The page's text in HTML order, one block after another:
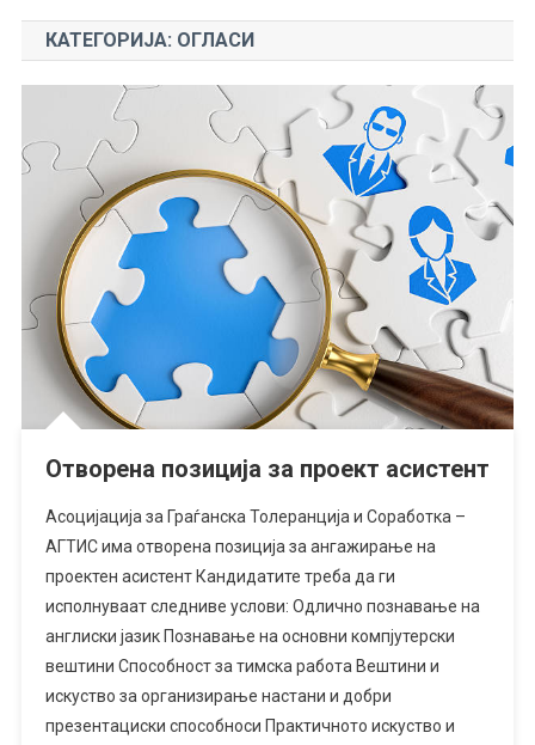
КАТЕГОРИЈА: ОГЛАСИ
Отворена позиција за проект асистент
Асоцијација за Граѓанска Толеранција и Соработка –
АГТИС има отворена позиција за ангажирање на
проектен асистент Кандидатите треба да ги
исполнуваат следниве услови: Одлично познавање на
англиски јазик Познавање на основни компјутерски
вештини Способност за тимска работа Вештини и
искуство за организирање настани и добри
презентациски способноси Практичното искуство и